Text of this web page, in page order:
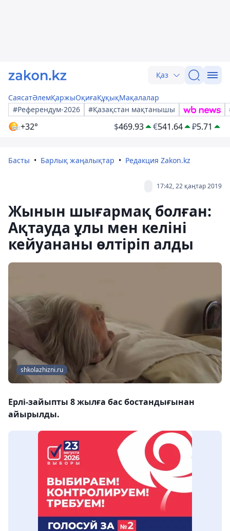
Қаз
СаясатӘлемҚаржыОқиғаҚұқықМақалалар
#Референдум-2026
#Қазақстан мақтанышы
+32° $469.93 €541.64 ₽5.71
Басты Барлық жаңалықтар Редакция Zakon.kz
17:42, 22 қаңтар 2019
Жынын шығармақ болған:
Ақтауда ұлы мен келіні
кейуананы өлтіріп алды
shkolazhizni.ru
Ерлі-зайыпты 8 жылға бас бостандығынан
айырылды.